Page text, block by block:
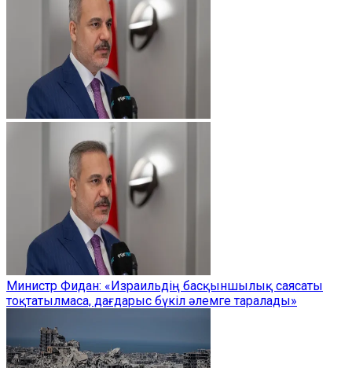
Министр Фидан: «Израильдің басқыншылық саясаты
тоқтатылмаса, дағдарыс бүкіл әлемге таралады»